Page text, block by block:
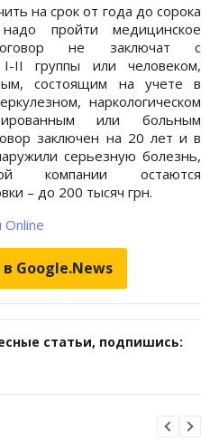
на срок от года до сорока
пройти медицинское
Договор не заключат с
II группы или человеком,
состоящим на учете в
наркологическом
или больным
заключен на 20 лет и в
серьезную болезнь,
компании остаются
– до 200 тысяч грн.
Online
Google.News
статьи, подпишись: